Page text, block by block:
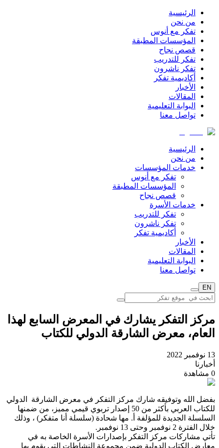
الرئيسية
من نحن
تفكر مع أنوس
المؤسسات المطبقة
قصص نجاح
تفكر للتدريب
تفكر ناشرون
أكاديمية تفكر
الأخبار
المقالات
البوابة التعليمية
تواصل معنا
الرئيسية
من نحن
خدمات المؤسسات
تفكر مع أنوس
المؤسسات المطبقة
قصص نجاح
خدمات الأسرة
تفكر للتدريب
تفكر ناشرون
أكاديمية تفكر
الأخبار
المقالات
البوابة التعليمية
تواصل معنا
EN
مركز التفكر يشارك في المعرض السابع لهذا
العام، معرض الشارقة الدولي للكتاب
13 نوفمبر 2022
أخبارنا
0 مشاهدة
بفضل الله وتوفيقه شارك مركز التفكر في معرض الشارقة الدولي
للكتاب العربي بأكثر من 50 إصدار تربوي قيمي مميز، من ضمنها
السلسلة الجديدة للمؤلفة أ. مها شحادة (سلسلة أنا متفكر) ، وذلك
خلال الفترة 2 نوفمبر وحتى 13 نوفمبر.
تأتي مشاركات مركز التفكر بإصدارات الأسرة الخاصة به في
معارض الكتاب الدولية ضمن مجموعة النشاطات التي يقوم بها